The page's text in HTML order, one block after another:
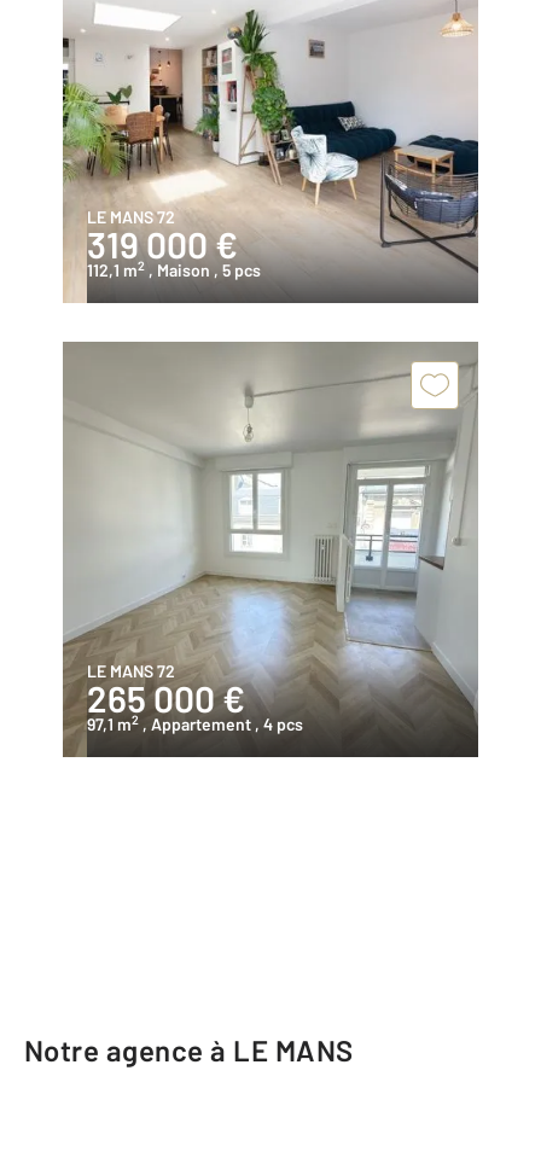
LE MANS 72
319 000 €
112,1 m2 , Maison , 5 pcs
LE MANS 72
265 000 €
97,1 m2 , Appartement , 4 pcs
Notre agence à LE MANS